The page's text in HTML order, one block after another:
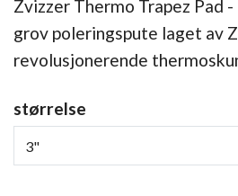
Zvizzer Thermo Trapez Pad
grov poleringspute laget av
revolusjonerende
størrelse
3"